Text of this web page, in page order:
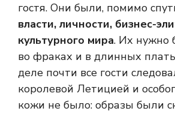
гостя. Они были, помимо
власти, личности, бизнес-
культурного мира. Их нужно
во фраках и в длинных
деле почти все гости
королевой Летицией и
кожи не было: образы были